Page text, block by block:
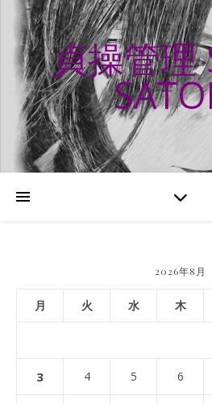
貞操管理
2026年8月
月 火 水 木
3 4 5 6